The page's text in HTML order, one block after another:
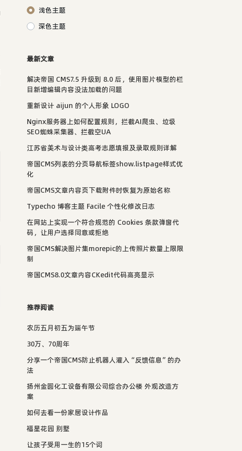
浅色主题
深色主题
最新文章
解决帝国 CMS7.5 升级到 8.0 后，使用图片模型的栏
目新增编辑内容没法加载的问题
重新设计 aijun 的个人形象 LOGO
Nginx服务器上如何配置规则，拦截AI爬虫、垃圾
SEO蜘蛛采集器、拦截空UA
江苏省美术与设计类高考志愿填报及录取规则详解
帝国CMS列表的分页导航标签show.listpage样式优
化
帝国CMS文章内容页下载附件时恢复为原始名称
Typecho 博客主题 Facile 个性化修改日志
在网站上实现一个符合规范的 Cookies 条款弹窗代
码，让用户选择同意或拒绝
帝国CMS解决图片集morepic的上传照片数量上限限
制
帝国CMS8.0文章内容CKedit代码高亮显示
推荐阅读
农历五月初五为端午节
30万、70周年
分享一个帝国CMS防止机器人灌入“反馈信息”的办
法
扬州金圆化工设备有限公司综合办公楼 外观改造方
案
如何去看一份家居设计作品
福星花园 别墅
让孩子受用一生的15个词